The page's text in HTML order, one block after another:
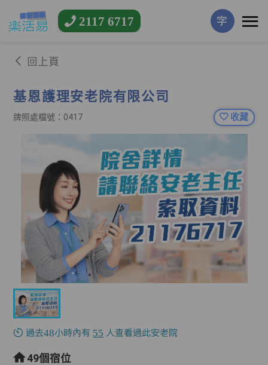
2117 6717 字
回上頁
基恩護理安老院有限公司
牌照處檔號：0417 收藏
過去48小時內有 55 人查看過此安老院
49個宿位